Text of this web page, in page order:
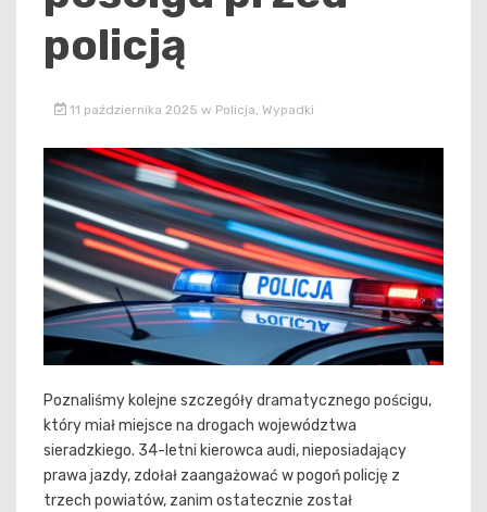
policją
11 października 2025 w Policja Wypadki
Poznaliśmy kolejne szczegóły dramatycznego pościgu,
który miał miejsce na drogach województwa
sieradzkiego. 34-letni kierowca audi, nieposiadający
prawa jazdy, zdołał zaangażować w pogoń policję z
trzech powiatów, zanim ostatecznie został